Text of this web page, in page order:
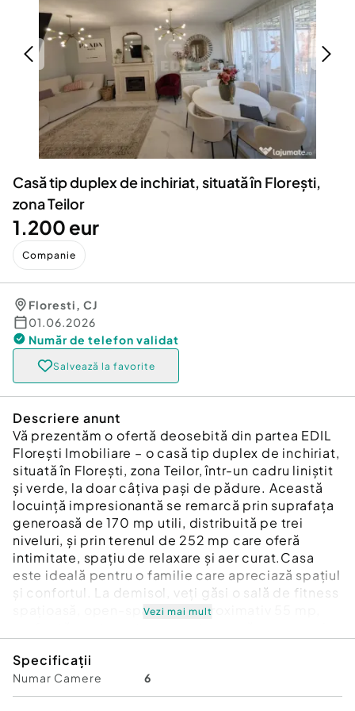
Servicii
Animale de companie
Afaceri și echipamente profesionale
Inchiriere Bunuri si Vehicule
Utilaje agricole si industriale
Piese auto si accesorii
Dacia Duster
Casă tip duplex de inchiriat, situată în Florești,
zona Teilor
1.200 eur
Companie
Floresti, CJ
01.06.2026
Număr de telefon validat
Salvează la favorite
Descriere anunt
Vă prezentăm o ofertă deosebită din partea EDIL
Florești Imobiliare – o casă tip duplex de inchiriat,
situată în Florești, zona Teilor, într-un cadru liniștit
și verde, la doar câțiva pași de pădure. Această
locuință impresionantă se remarcă prin suprafața
generoasă de 170 mp utili, distribuită pe trei
niveluri, și prin terenul de 252 mp care oferă
intimitate, spațiu de relaxare și aer curat.Casa
este ideală pentru o familie care apreciază spațiul
și confortul. La demisol, veți găsi o sală de fitness
spațioasă, open-space, de aproximativ 55 mp,
uscător, plus acces direct la garajul dublu.Parterul
impresionează printr-un living elegant, cu
șemineu, ideal pentru serile relaxante, o bucătărie
Vezi mai mult
Specificații
Numar Camere 6